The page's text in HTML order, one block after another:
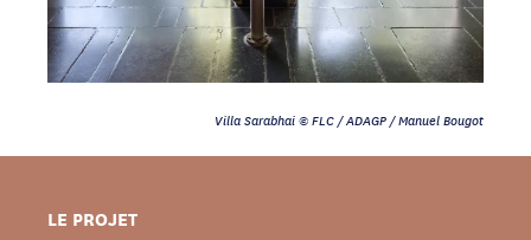
Villa Sarabhai © FLC / ADAGP / Manuel Bougot
LE PROJET